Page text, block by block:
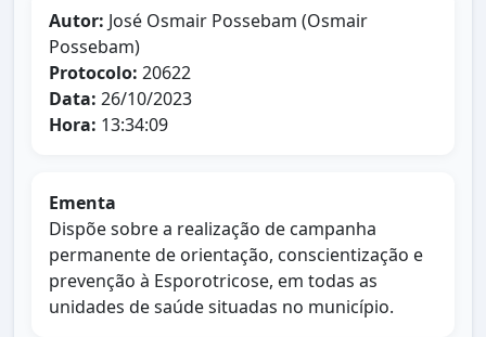
Autor: José Osmair Possebam (Osmair
Possebam)
Protocolo: 20622
Data: 26/10/2023
Hora: 13:34:09
Ementa
Dispõe sobre a realização de campanha
permanente de orientação, conscientização e
prevenção à Esporotricose, em todas as
unidades de saúde situadas no município.